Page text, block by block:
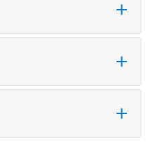
じる一切の損害。
止、本サービスの変更ま